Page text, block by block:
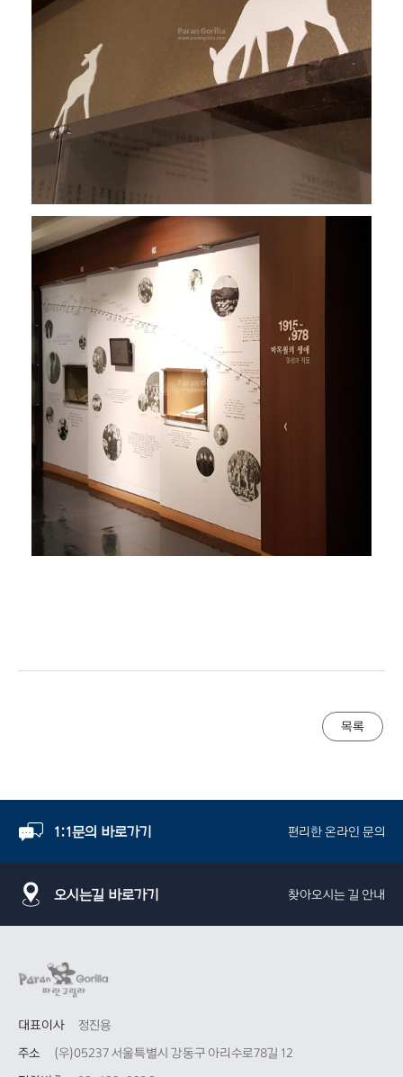
목록
1:1문의 바로가기 편리한 온라인 문의
오시는길 바로가기 찾아오시는 길 안내
대표이사 정진용
주소 (우)05237 서울특별시 강동구 아리수로78길 12